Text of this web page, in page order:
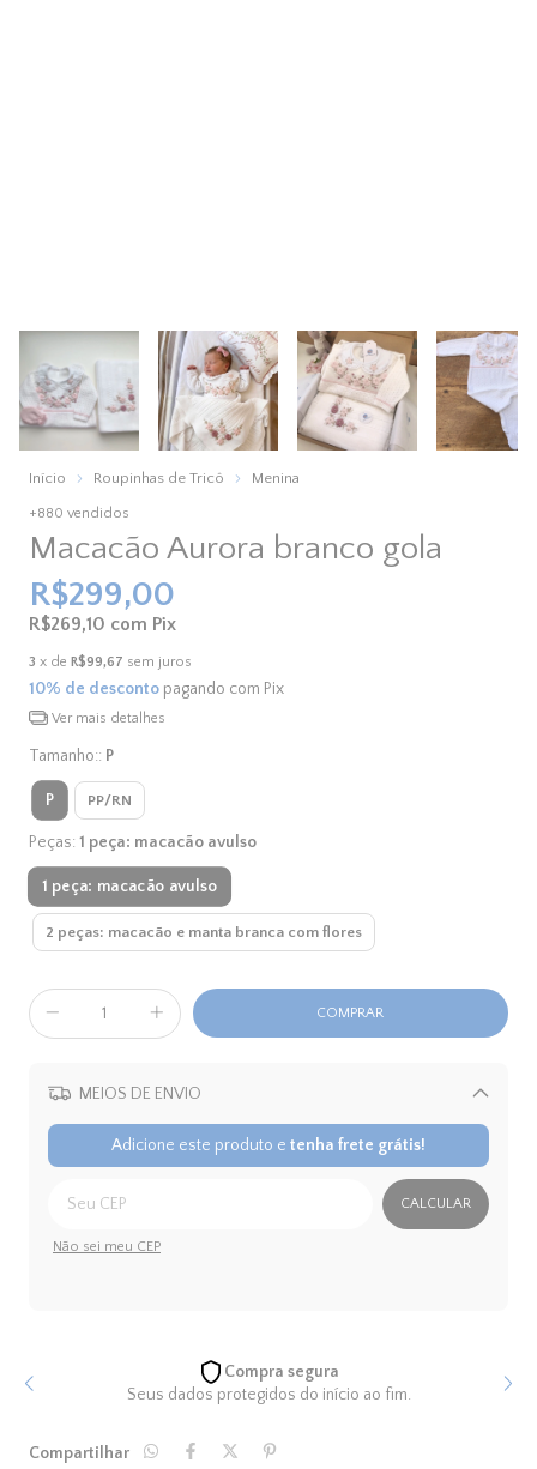
Início Roupinhas de Tricô Menina
+880 vendidos
Macacão Aurora branco gola
R$299,00
R$269,10 com Pix
3 x de R$99,67 sem juros
10% de desconto pagando com Pix
Ver mais detalhes
Tamanho:: P
P PP/RN
Peças: 1 peça: macacão avulso
1 peça: macacão avulso
2 peças: macacão e manta branca com flores
MEIOS DE ENVIO
Adicione este produto e tenha frete grátis!
CALCULAR
Não sei meu CEP
Compra segura
Seus dados protegidos do início ao fim.
Compartilhar